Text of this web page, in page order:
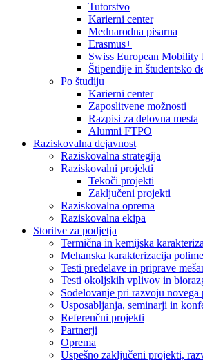
Tutorstvo
Karierni center
Mednarodna pisarna
Erasmus+
Swiss European Mobility
Štipendije in študentsko
Po študiju
Karierni center
Zaposlitvene možnosti
Razpisi za delovna mesta
Alumni FTPO
Raziskovalna dejavnost
Raziskovalna strategija
Raziskovalni projekti
Tekoči projekti
Zaključeni projekti
Raziskovalna oprema
Raziskovalna ekipa
Storitve za podjetja
Termična in kemijska
Mehanska karakterizacija
Testi predelave in priprave
Testi okoljskih vplivov in
Sodelovanje pri razvoju novega
Usposabljanja, seminarji in
Referenčni projekti
Partnerji
Oprema
Uspešno zaključeni projekti,